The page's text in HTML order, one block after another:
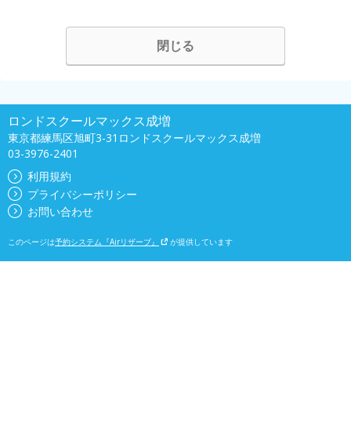
閉じる
ロンドスクールマックス成増
東京都練馬区旭町3-31ロンドスクールマックス成増
03-3976-2401
利用規約
プライバシーポリシー
お問い合わせ
このページは予約システム『Airリザーブ』 が提供しています